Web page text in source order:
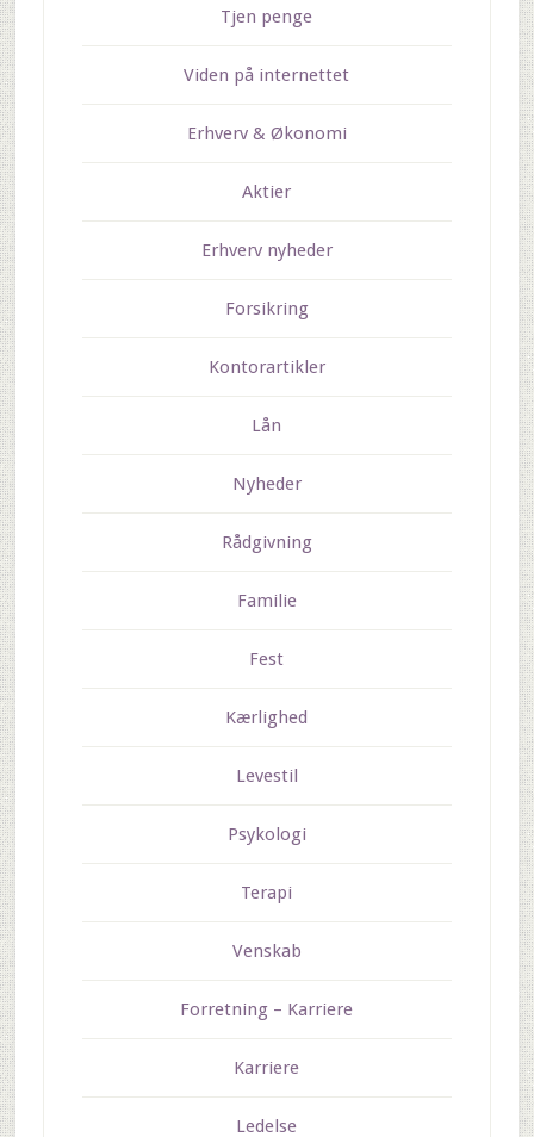
Tjen penge
Viden på internettet
Erhverv & Økonomi
Aktier
Erhverv nyheder
Forsikring
Kontorartikler
Lån
Nyheder
Rådgivning
Familie
Fest
Kærlighed
Levestil
Psykologi
Terapi
Venskab
Forretning – Karriere
Karriere
Ledelse